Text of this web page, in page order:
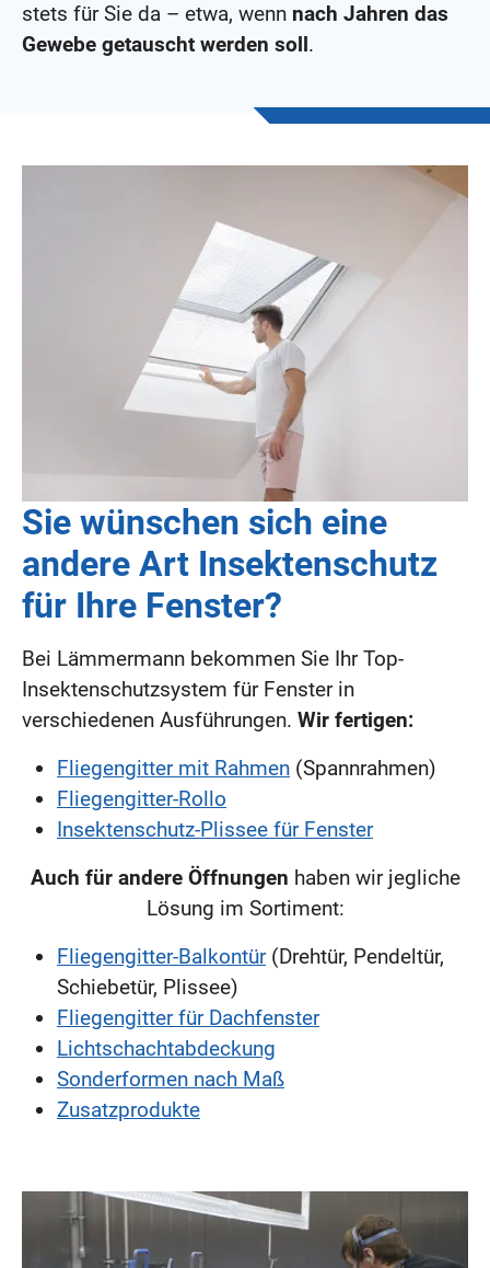
stets für Sie da – etwa, wenn nach Jahren das
Gewebe getauscht werden soll.
Sie wünschen sich eine
andere Art Insektenschutz
für Ihre Fenster?
Bei Lämmermann bekommen Sie Ihr Top-
Insektenschutzsystem für Fenster in
verschiedenen Ausführungen. Wir fertigen:
Fliegengitter mit Rahmen (Spannrahmen)
Fliegengitter-Rollo
Insektenschutz-Plissee für Fenster
Auch für andere Öffnungen haben wir jegliche
Lösung im Sortiment:
Fliegengitter-Balkontür(Drehtür, Pendeltür,
Schiebetür, Plissee)
Fliegengitter für Dachfenster
Lichtschachtabdeckung
Sonderformen nach Maß
Zusatzprodukte